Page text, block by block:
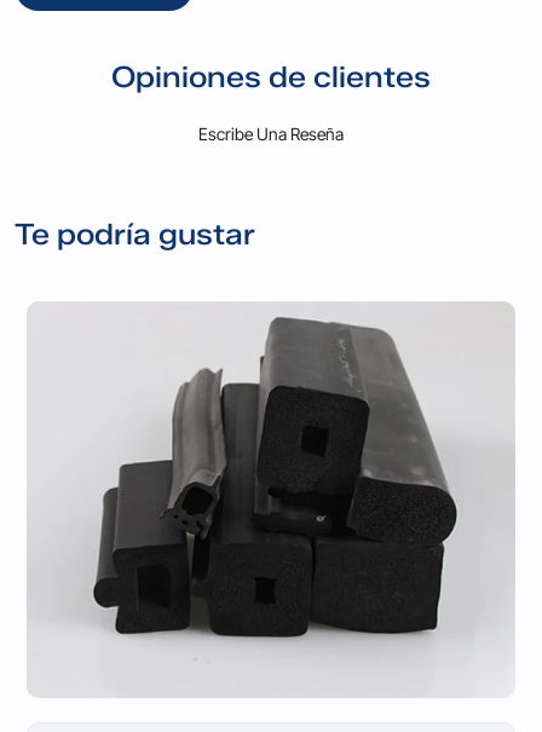
Opiniones de clientes
Escribe Una Reseña
Te podría gustar